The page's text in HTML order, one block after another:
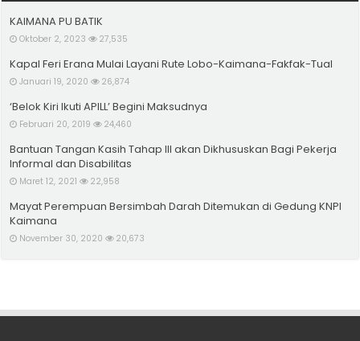
KAIMANA PU BATIK
Oktober 2, 2023 27,535
Kapal Feri Erana Mulai Layani Rute Lobo-Kaimana-Fakfak-Tual
Januari 19, 2020 26,874
‘Belok Kiri Ikuti APILL’ Begini Maksudnya
Februari 20, 2019 24,460
Bantuan Tangan Kasih Tahap III akan Dikhususkan Bagi Pekerja
Informal dan Disabilitas
Maret 12, 2021 22,958
Mayat Perempuan Bersimbah Darah Ditemukan di Gedung KNPI
Kaimana
November 30, 2020 20,673